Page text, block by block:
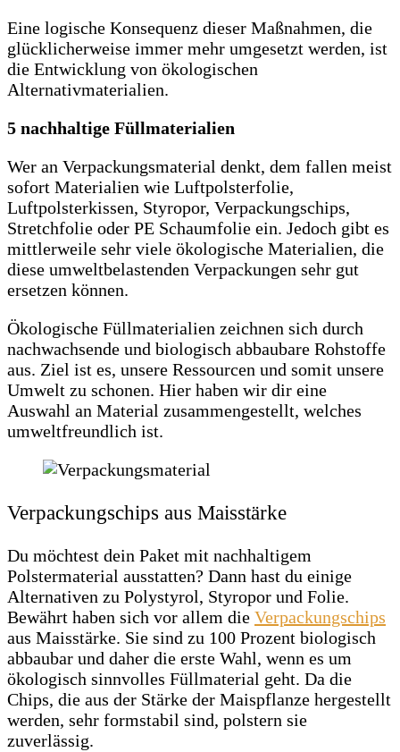
Eine logische Konsequenz dieser Maßnahmen, die
glücklicherweise immer mehr umgesetzt werden, ist
die Entwicklung von ökologischen
Alternativmaterialien.
5 nachhaltige Füllmaterialien
Wer an Verpackungsmaterial denkt, dem fallen meist
sofort Materialien wie Luftpolsterfolie,
Luftpolsterkissen, Styropor, Verpackungschips,
Stretchfolie oder PE Schaumfolie ein. Jedoch gibt es
mittlerweile sehr viele ökologische Materialien, die
diese umweltbelastenden Verpackungen sehr gut
ersetzen können.
Ökologische Füllmaterialien zeichnen sich durch
nachwachsende und biologisch abbaubare Rohstoffe
aus. Ziel ist es, unsere Ressourcen und somit unsere
Umwelt zu schonen. Hier haben wir dir eine
Auswahl an Material zusammengestellt, welches
umweltfreundlich ist.
Verpackungschips aus Maisstärke
Du möchtest dein Paket mit nachhaltigem
Polstermaterial ausstatten? Dann hast du einige
Alternativen zu Polystyrol, Styropor und Folie.
Bewährt haben sich vor allem die Verpackungschips
aus Maisstärke. Sie sind zu 100 Prozent biologisch
abbaubar und daher die erste Wahl, wenn es um
ökologisch sinnvolles Füllmaterial geht. Da die
Chips, die aus der Stärke der Maispflanze hergestellt
werden, sehr formstabil sind, polstern sie
zuverlässig.